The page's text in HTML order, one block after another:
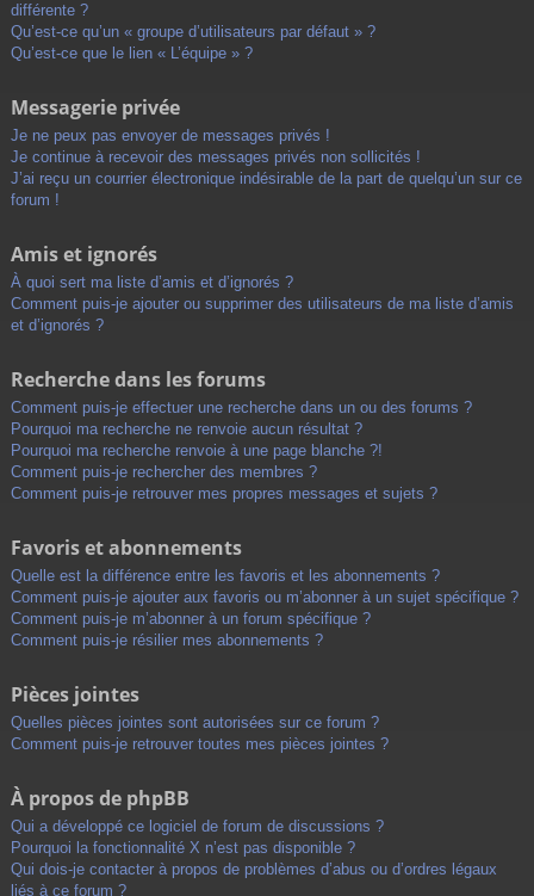
différente ?
Qu’est-ce qu’un « groupe d’utilisateurs par défaut » ?
Qu’est-ce que le lien « L’équipe » ?
Messagerie privée
Je ne peux pas envoyer de messages privés !
Je continue à recevoir des messages privés non sollicités !
J’ai reçu un courrier électronique indésirable de la part de quelqu’un sur ce
forum !
Amis et ignorés
À quoi sert ma liste d’amis et d’ignorés ?
Comment puis-je ajouter ou supprimer des utilisateurs de ma liste d’amis
et d’ignorés ?
Recherche dans les forums
Comment puis-je effectuer une recherche dans un ou des forums ?
Pourquoi ma recherche ne renvoie aucun résultat ?
Pourquoi ma recherche renvoie à une page blanche ?!
Comment puis-je rechercher des membres ?
Comment puis-je retrouver mes propres messages et sujets ?
Favoris et abonnements
Quelle est la différence entre les favoris et les abonnements ?
Comment puis-je ajouter aux favoris ou m’abonner à un sujet spécifique ?
Comment puis-je m’abonner à un forum spécifique ?
Comment puis-je résilier mes abonnements ?
Pièces jointes
Quelles pièces jointes sont autorisées sur ce forum ?
Comment puis-je retrouver toutes mes pièces jointes ?
À propos de phpBB
Qui a développé ce logiciel de forum de discussions ?
Pourquoi la fonctionnalité X n’est pas disponible ?
Qui dois-je contacter à propos de problèmes d’abus ou d’ordres légaux
liés à ce forum ?